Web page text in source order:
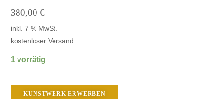
380,00€
inkl. 7 % MwSt.
kostenloser Versand
1 vorrätig
KUNSTWERK ERWERBEN